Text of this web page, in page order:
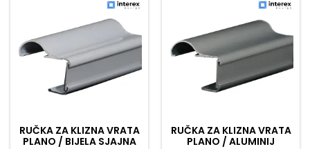
RUČKA ZA KLIZNA VRATA
PLANO / BIJELA SJAJNA
RUČKA ZA KLIZNA VRATA
PLANO / ALUMINIJ